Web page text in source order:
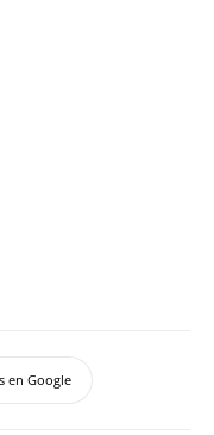
en Google